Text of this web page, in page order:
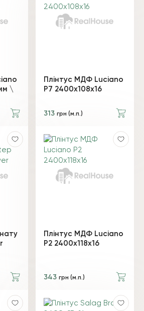
\
Плінтус МДФ Luciano
P7 2400х108х16
313 грн (м.п.)
Плінтус МДФ Luciano
P2 2400х118х16
343 грн (м.п.)